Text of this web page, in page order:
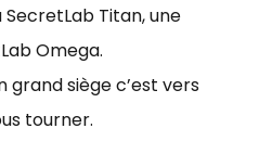
SecretLab Titan, une
Omega.
grand siège c’est vers
tourner.